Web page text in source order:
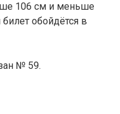
106 см и меньше
обойдётся в
№ 59.